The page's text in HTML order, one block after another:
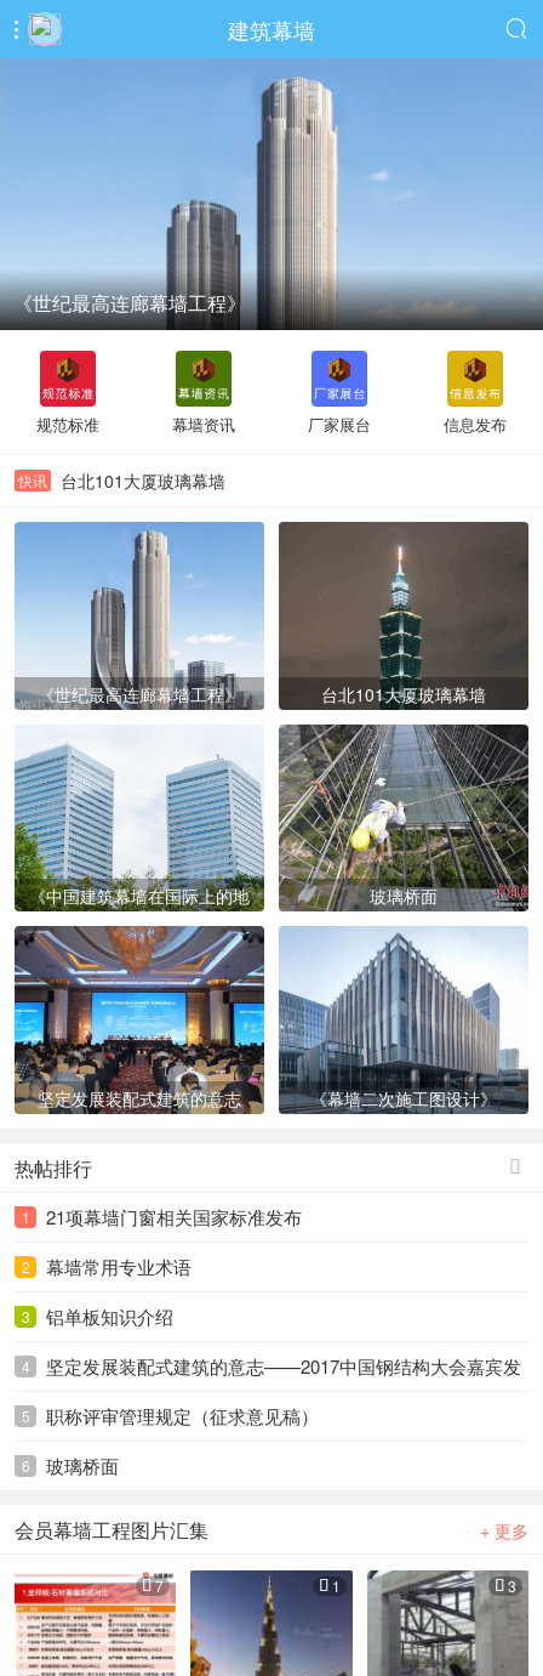
 建筑幕墙 
《世纪最高连廊幕墙工程》
规范标准 幕墙资讯 厂家展台 信息发布
快讯
台北101大厦玻璃幕墙
坚定发展装配式建筑的意志——2017中国钢结构大会嘉宾发言
摘录
《世纪最高连廊幕墙工程》
台北101大厦玻璃幕墙
《中国建筑幕墙在国际上的地位》
玻璃桥面
坚定发展装配式建筑的意志——2017中国钢结构大会嘉宾发言
《世纪最高连廊幕墙工程》 台北101大厦玻璃幕墙
《中国建筑幕墙在国际上的地
位》
玻璃桥面
坚定发展装配式建筑的意志
《幕墙二次施工图设计》

热帖排行
1 21项幕墙门窗相关国家标准发布
2 幕墙常用专业术语
3 铝单板知识介绍
4
坚定发展装配式建筑的意志——2017中国钢结构大会嘉宾发
言摘录
5 职称评审管理规定（征求意见稿）
6 玻璃桥面
+ 更多
会员幕墙工程图片汇集
 7  1  3